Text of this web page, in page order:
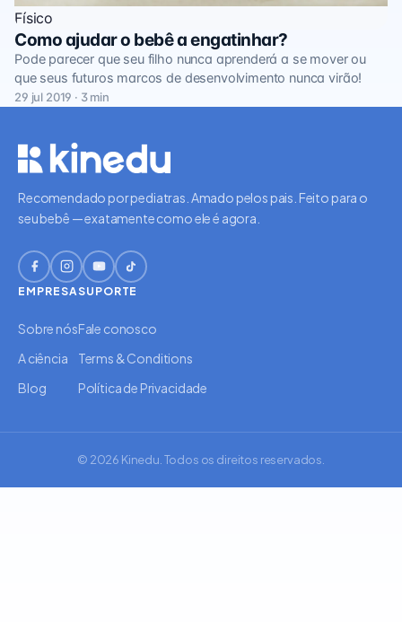
Físico
Como ajudar o bebê a engatinhar?
Pode parecer que seu filho nunca aprenderá a se mover ou
que seus futuros marcos de desenvolvimento nunca virão!
29 jul 2019 · 3 min
Recomendado por pediatras. Amado pelos pais. Feito para o
seu bebê — exatamente como ele é agora.
EMPRESA
Sobre nós
A ciência
Blog
SUPORTE
Fale conosco
Terms & Conditions
Política de Privacidade
© 2026 Kinedu. Todos os direitos reservados.